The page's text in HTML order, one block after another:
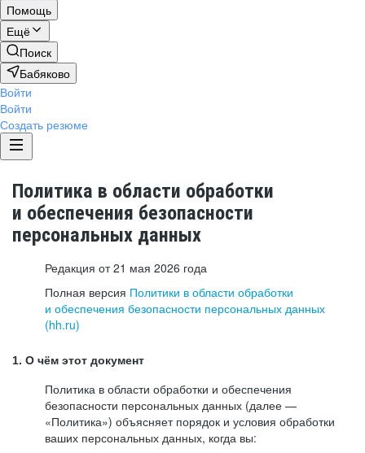
Помощь
Ещё
Поиск
Бабяково
Войти
Войти
Создать резюме
Политика в области обработки
и обеспечения безопасности
персональных данных
Редакция от 21 мая 2026 года
Полная версия Политики в области обработки
и обеспечения безопасности персональных данных
(hh.ru)
1. О чём этот документ
Политика в области обработки и обеспечения
безопасности персональных данных (далее —
«Политика») объясняет порядок и условия обработки
ваших персональных данных, когда вы: